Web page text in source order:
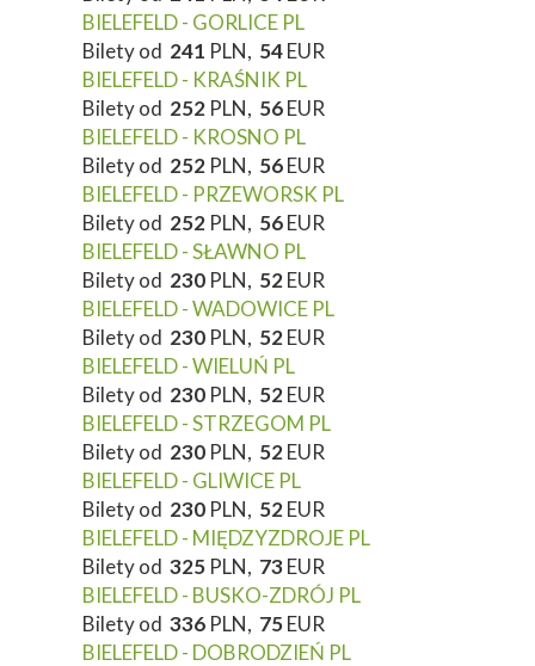
BIELEFELD - GORLICE PL
Bilety od 241 PLN, 54EUR
BIELEFELD - KRAŚNIK PL
Bilety od 252 PLN, 56EUR
BIELEFELD - KROSNO PL
Bilety od 252 PLN, 56EUR
BIELEFELD - PRZEWORSK PL
Bilety od 252 PLN, 56EUR
BIELEFELD - SŁAWNO PL
Bilety od 230 PLN, 52EUR
BIELEFELD - WADOWICE PL
Bilety od 230 PLN, 52EUR
BIELEFELD - WIELUŃ PL
Bilety od 230 PLN, 52EUR
BIELEFELD - STRZEGOM PL
Bilety od 230 PLN, 52EUR
BIELEFELD - GLIWICE PL
Bilety od 230 PLN, 52EUR
BIELEFELD - MIĘDZYZDROJE PL
Bilety od 325 PLN, 73EUR
BIELEFELD - BUSKO-ZDRÓJ PL
Bilety od 336 PLN, 75EUR
BIELEFELD - DOBRODZIEŃ PL